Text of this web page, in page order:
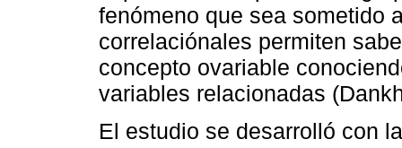
fenómeno que sea sometido
correlaciónales permiten
concepto ovariable
variables relacionadas
El estudio se desarrolló con